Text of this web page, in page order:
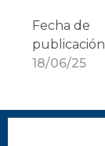
Fecha de
publicación
18/06/25